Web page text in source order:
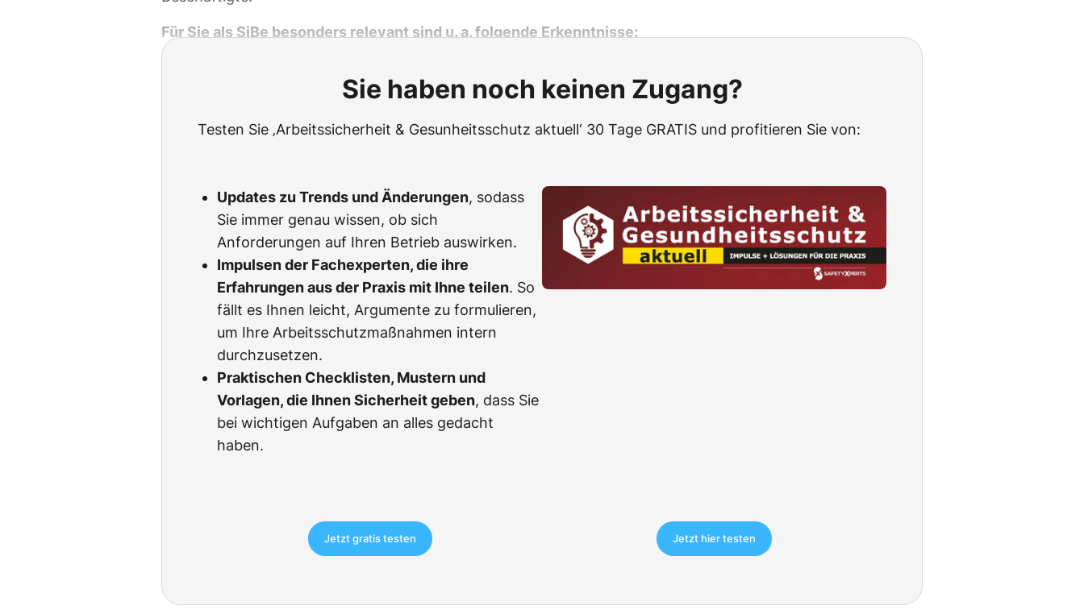
Für Sie als SiBe besonders relevant sind u. a. folgende Erkenntnisse:
Sie haben noch keinen Zugang?
Testen Sie ‚Arbeitssicherheit & Gesunheitsschutz aktuell‘ 30 Tage GRATIS und profitieren Sie von:
Updates zu Trends und Änderungen, sodass
Sie immer genau wissen, ob sich
Anforderungen auf Ihren Betrieb auswirken.
Impulsen der Fachexperten, die ihre
Erfahrungen aus der Praxis mit Ihne teilen. So
fällt es Ihnen leicht, Argumente zu formulieren,
um Ihre Arbeitsschutzmaßnahmen intern
durchzusetzen.
Praktischen Checklisten, Mustern und
Vorlagen, die Ihnen Sicherheit geben, dass Sie
bei wichtigen Aufgaben an alles gedacht
haben.
Jetzt gratis testen Jetzt hier testen